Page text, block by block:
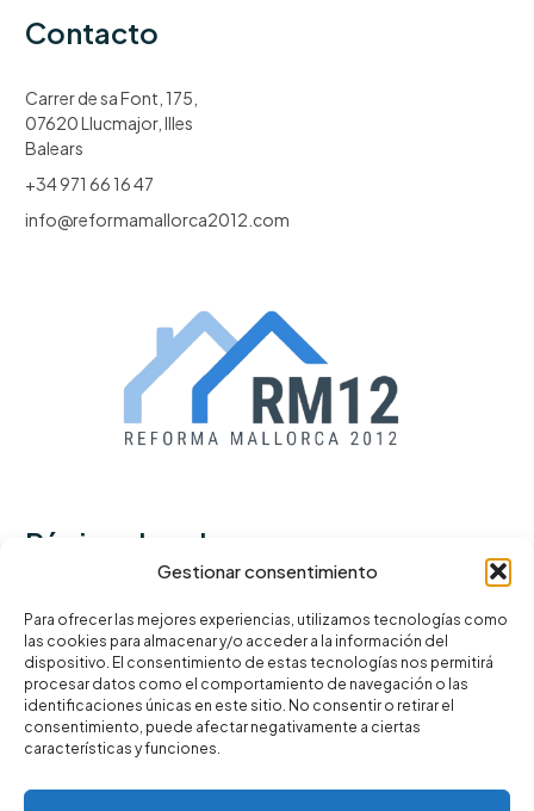
Gestionar consentimiento
Para ofrecer las mejores experiencias, utilizamos tecnologías como
las cookies para almacenar y/o acceder a la información del
dispositivo. El consentimiento de estas tecnologías nos permitirá
procesar datos como el comportamiento de navegación o las
identificaciones únicas en este sitio. No consentir o retirar el
consentimiento, puede afectar negativamente a ciertas
características y funciones.
Contacto
Carrer de sa Font, 175,
07620 Llucmajor, Illes
Balears
+34 971 66 16 47
info@reformamallorca2012.com
Páginas legales
Política de privacidad
Términos y condiciones
Política de cookies